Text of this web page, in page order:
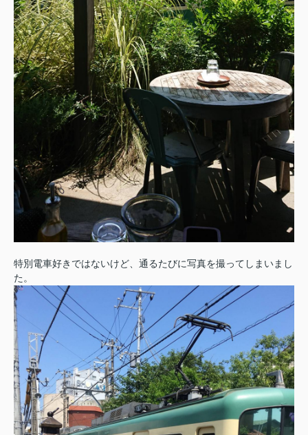
特別電車好きではないけど、通るたびに写真を撮ってしまいまし
た。